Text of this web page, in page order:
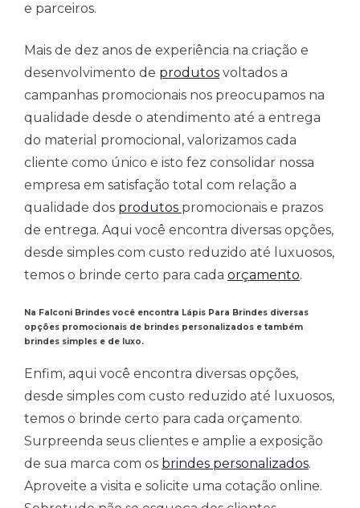
e parceiros.
Mais de dez anos de experiência na criação e
desenvolvimento de produtos voltados a
campanhas promocionais nos preocupamos na
qualidade desde o atendimento até a entrega
do material promocional, valorizamos cada
cliente como único e isto fez consolidar nossa
empresa em satisfação total com relação a
qualidade dos produtos promocionais e prazos
de entrega. Aqui você encontra diversas opções,
desde simples com custo reduzido até luxuosos,
temos o brinde certo para cada orçamento.
Na Falconi Brindes você encontra Lápis Para Brindes diversas
opções promocionais de brindes personalizados e também
brindes simples e de luxo.
Enfim, aqui você encontra diversas opções,
desde simples com custo reduzido até luxuosos,
temos o brinde certo para cada orçamento.
Surpreenda seus clientes e amplie a exposição
de sua marca com os brindes personalizados.
Aproveite a visita e solicite uma cotação online.